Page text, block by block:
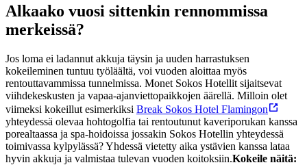
Alkaako vuosi sittenkin rennommissa
merkeissä?
Jos loma ei ladannut akkuja täysin ja uuden harrastuksen
kokeileminen tuntuu työläältä, voi vuoden aloittaa myös
rentouttavammissa tunnelmissa. Monet Sokos Hotellit sijaitsevat
viihdekeskusten ja vapaa-ajanviettopaikkojen äärellä. Milloin olet
viimeksi kokeillut esimerkiksi Break Sokos Hotel Flamingon
yhteydessä olevaa hohtogolfia tai rentoutunut kaveriporukan kanssa
porealtaassa ja spa-hoidoissa jossakin Sokos Hotellin yhteydessä
toimivassa kylpylässä? Yhdessä vietetty aika ystävien kanssa lataa
hyvin akkuja ja valmistaa tulevan vuoden koitoksiin.Kokeile näitä: